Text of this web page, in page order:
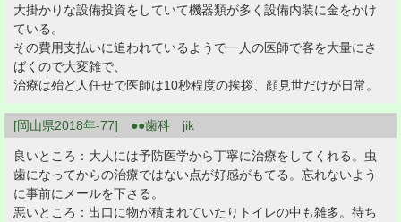
大掛かりな設備投資をしていて機器類が多く設備内装に金をかけ
ている。
その費用支払いに追われているようで一人の医師で客を大量にさ
ばくので大変雑で、
治療は殆ど人任せで医師は10秒程度の挨拶、顔見世だけが日常。
[岡山県2018年-77] ●●歯科 jik
良いところ：大人には予防医学から丁寧に治療をしてくれる。虫
歯になってからの治療ではない点が好感がもてる。忘れないよう
に事前にメールを下さる。
悪いところ：出口に物が積まれていたりトイレの中も雑多。待ち